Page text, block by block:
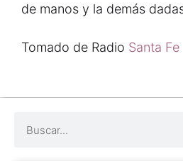
de manos y la demás
Tomado de Radio Santa Fe